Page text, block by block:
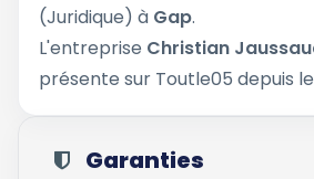
(Juridique) à Gap.
L'entreprise Christian
présente sur Toutle05 depuis le
Garanties